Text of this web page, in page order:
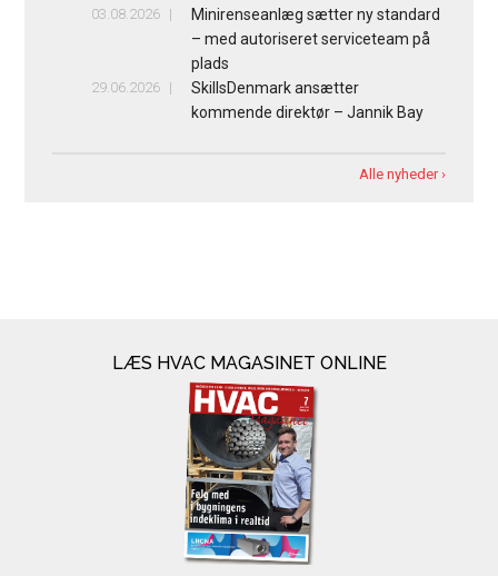
03.08.2026
Minirenseanlæg sætter ny standard
– med autoriseret serviceteam på
plads
29.06.2026
SkillsDenmark ansætter
kommende direktør – Jannik Bay
Alle nyheder ›
LÆS HVAC MAGASINET ONLINE